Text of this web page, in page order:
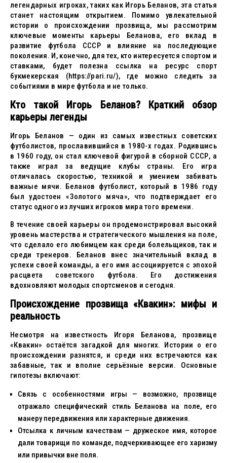
легендарных игроках, таких как Игорь Беланов, эта статья
станет настоящим открытием. Помимо увлекательной
истории о происхождении прозвища, мы рассмотрим
ключевые моменты карьеры Беланова, его вклад в
развитие футбола СССР и влияние на последующие
поколения. И, конечно, для тех, кто интересуется спортом и
ставками, будет полезна ссылка на ресурс спорт
букмекерская (https://pari.ru/), где можно следить за
событиями в мире футбола и не только.
Кто такой Игорь Беланов? Краткий обзор
карьеры легенды
Игорь Беланов — один из самых известных советских
футболистов, прославившийся в 1980-х годах. Родившись
в 1960 году, он стал ключевой фигурой в сборной СССР, а
также играл за ведущие клубы страны. Его игра
отличалась скоростью, техникой и умением забивать
важные мячи. Беланов футболист, который в 1986 году
был удостоен «Золотого мяча», что подтверждает его
статус одного из лучших игроков мира того времени.
В течение своей карьеры он продемонстрировал высокий
уровень мастерства и стратегического мышления на поле,
что сделало его любимцем как среди болельщиков, так и
среди тренеров. Беланов внес значительный вклад в
успехи своей команды, а его имя ассоциируется с эпохой
расцвета советского футбола. Его достижения
вдохновляют молодых спортсменов и сегодня.
Происхождение прозвища «Квакин»: мифы и
реальность
Несмотря на известность Игоря Беланова, прозвище
«Квакин» остаётся загадкой для многих. Истории о его
происхождении разнятся, и среди них встречаются как
забавные, так и вполне серьёзные версии. Основные
гипотезы включают:
Связь с особенностями игры — возможно, прозвище
отражало специфический стиль Беланова на поле, его
манеру передвижения или характерные движения.
Отсылка к личным качествам — дружеское имя, которое
дали товарищи по команде, подчеркивающее его харизму
или привычки вне поля.